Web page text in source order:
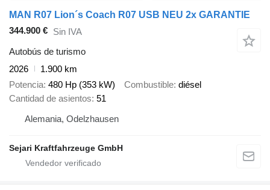
MAN R07 Lion´s Coach R07 USB NEU 2x GARANTIE
344.900 € Sin IVA
Autobús de turismo
2026
1.900 km
Potencia 480 Hp (353 kW) Combustible diésel
Cantidad de asientos 51
Alemania, Odelzhausen
Sejari Kraftfahrzeuge GmbH